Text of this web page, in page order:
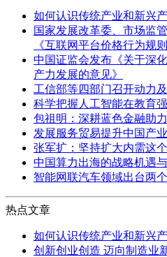
如何认识传统产业和新兴
国家发展改革委、市场监
《互联网平台价格行为规
中国证监会发布《关于深
产力发展的意见》
工信部等四部门召开动力
科学把握人工智能在教育
包祖明：深耕蓝色金融助
发展服务贸易提升中国产
张军扩：坚持扩大内需这
中国算力出海的战略机遇
智能网联汽车领域出台两
热点文章
如何认识传统产业和新兴
创新创业创造 迈向制造